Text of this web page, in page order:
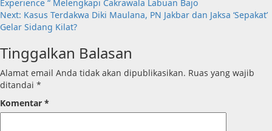
navigation
Experience “ Melengkapi Cakrawala Labuan Bajo
Next: Kasus Terdakwa Diki Maulana, PN Jakbar dan Jaksa ‘Sepakat’
Gelar Sidang Kilat?
Tinggalkan Balasan
Alamat email Anda tidak akan dipublikasikan. Ruas yang wajib
ditandai *
Komentar *